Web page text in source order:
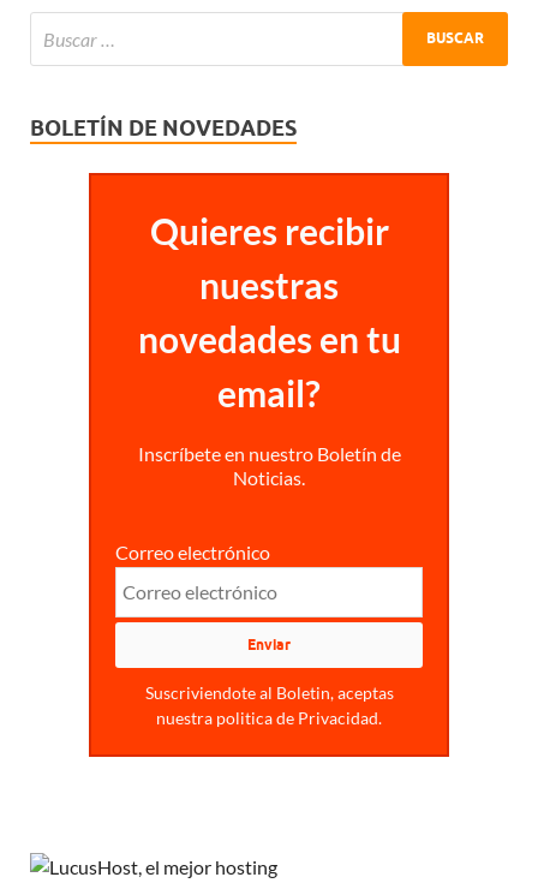
BOLETÍN DE NOVEDADES
Quieres recibir
nuestras
novedades en tu
email?
Inscríbete en nuestro Boletín de
Noticias.
Correo electrónico
Suscriviendote al Boletin, aceptas
nuestra politica de Privacidad.